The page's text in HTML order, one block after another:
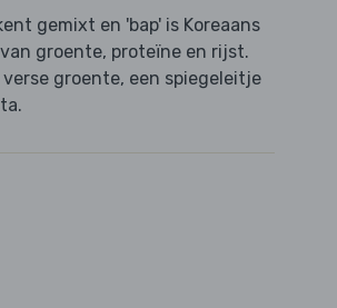
gemixt en 'bap' is Koreaans
groente, proteïne en rijst.
groente, een spiegeleitje